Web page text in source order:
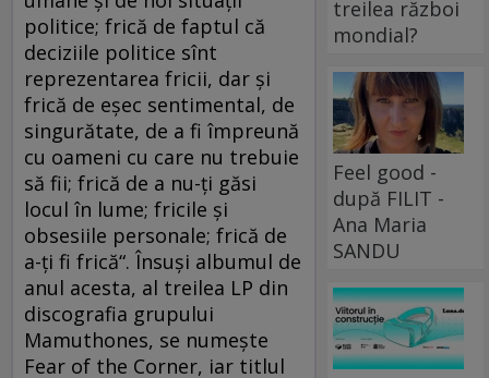
politice; frică de faptul că
deciziile politice sînt
reprezentarea fricii, dar și
frică de eșec sentimental, de
singurătate, de a fi împreună
cu oameni cu care nu trebuie
să fii; frică de a nu-ți găsi
locul în lume; fricile și
obsesiile personale; frică de
a-ți fi frică“. Însuși albumul de
anul acesta, al treilea LP din
discografia grupului
Mamuthones, se numește
Fear of the Corner, iar titlul
treilea război
mondial?
Feel good -
după FILIT -
Ana Maria
SANDU